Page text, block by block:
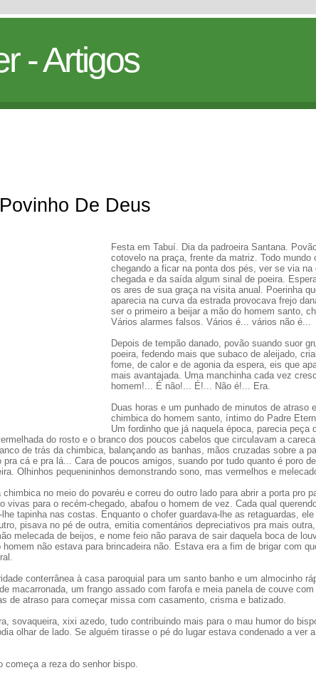
- Artigos
De Deus
Festa em Tabuí. Dia da padroeira Santana.
cotovelo na praça, frente da matriz. Todo mundo
chegando a ficar na ponta dos pés, ver se via na
chegada e da saída algum sinal de poeira.
os ares de sua graça na visita anual. Poerinha
aparecia na curva da estrada provocava frejo
ser o primeiro a beijar a mão do homem santo,
Vários alarmes falsos. Vários é... vários não é...
Depois de tempão danado, povão suando suor
poeira, fedendo mais que subaco de aleijado,
fome, de calor e de agonia da espera, eis que
mais avantajada. Uma manchinha cada vez
homem!... É não!... É!... Não é!... Era.
Duas horas e um punhado de minutos de atraso
chimbica do homem santo, íntimo do Padre
Um fordinho que já naquela época, parecia peça
do rosto e o branco dos poucos cabelos que circulavam a
de trás da chimbica, balançando as banhas, mãos cruzadas sobre a
cá e pra lá... Cara de poucos amigos, suando por tudo quanto é poro
Olhinhos pequenininhos demonstrando sono, mas vermelhos e
no meio do povaréu e correu do outro lado para abrir a porta pro
vivas para o recém-chegado, abafou o homem de vez. Cada qual
tapinha nas costas. Enquanto o chofer guardava-lhe as retaguardas,
pisava no pé de outra, emitia comentários depreciativos pra mais
melecada de beijos, e nome feio não parava de sair daquela boca de
não estava para brincadeira não. Estava era a fim de brigar com
conterrânea à casa paroquial para um santo banho e um almocinho
macarronada, um frango assado com farofa e meia panela de couve
de atraso para começar missa com casamento, crisma e batizado.
sovaqueira, xixi azedo, tudo contribuindo mais para o mau humor do
olhar de lado. Se alguém tirasse o pé do lugar estava condenado a ver
começa a reza do senhor bispo.